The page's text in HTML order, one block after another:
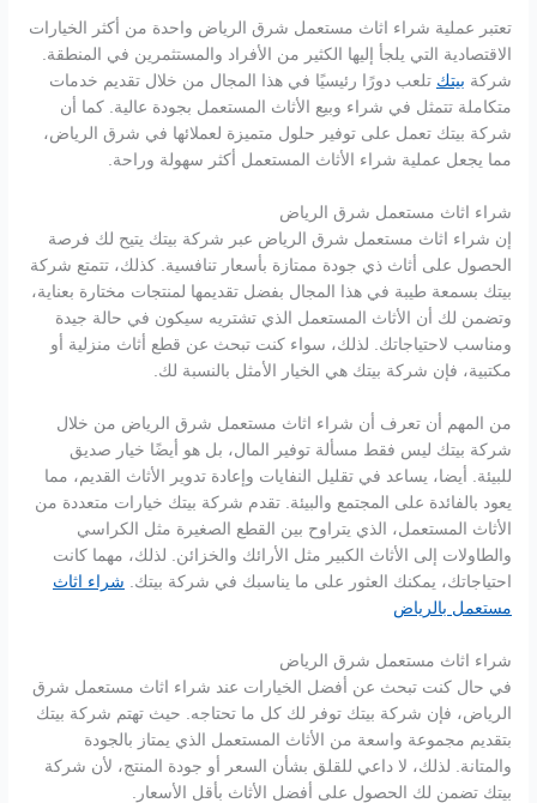
تعتبر عملية شراء اثاث مستعمل شرق الرياض واحدة من أكثر الخيارات
الاقتصادية التي يلجأ إليها الكثير من الأفراد والمستثمرين في المنطقة.
شركة بيتك تلعب دورًا رئيسيًا في هذا المجال من خلال تقديم خدمات
متكاملة تتمثل في شراء وبيع الأثاث المستعمل بجودة عالية. كما أن
شركة بيتك تعمل على توفير حلول متميزة لعملائها في شرق الرياض،
مما يجعل عملية شراء الأثاث المستعمل أكثر سهولة وراحة.
شراء اثاث مستعمل شرق الرياض
إن شراء اثاث مستعمل شرق الرياض عبر شركة بيتك يتيح لك فرصة
الحصول على أثاث ذي جودة ممتازة بأسعار تنافسية. كذلك، تتمتع شركة
بيتك بسمعة طيبة في هذا المجال بفضل تقديمها لمنتجات مختارة بعناية،
وتضمن لك أن الأثاث المستعمل الذي تشتريه سيكون في حالة جيدة
ومناسب لاحتياجاتك. لذلك، سواء كنت تبحث عن قطع أثاث منزلية أو
مكتبية، فإن شركة بيتك هي الخيار الأمثل بالنسبة لك.
من المهم أن تعرف أن شراء اثاث مستعمل شرق الرياض من خلال
شركة بيتك ليس فقط مسألة توفير المال، بل هو أيضًا خيار صديق
للبيئة. أيضا، يساعد في تقليل النفايات وإعادة تدوير الأثاث القديم، مما
يعود بالفائدة على المجتمع والبيئة. تقدم شركة بيتك خيارات متعددة من
الأثاث المستعمل، الذي يتراوح بين القطع الصغيرة مثل الكراسي
والطاولات إلى الأثاث الكبير مثل الأرائك والخزائن. لذلك، مهما كانت
احتياجاتك، يمكنك العثور على ما يناسبك في شركة بيتك. شراء اثاث
مستعمل بالرياض
شراء اثاث مستعمل شرق الرياض
في حال كنت تبحث عن أفضل الخيارات عند شراء اثاث مستعمل شرق
الرياض، فإن شركة بيتك توفر لك كل ما تحتاجه. حيث تهتم شركة بيتك
بتقديم مجموعة واسعة من الأثاث المستعمل الذي يمتاز بالجودة
والمتانة. لذلك، لا داعي للقلق بشأن السعر أو جودة المنتج، لأن شركة
بيتك تضمن لك الحصول على أفضل الأثاث بأقل الأسعار.